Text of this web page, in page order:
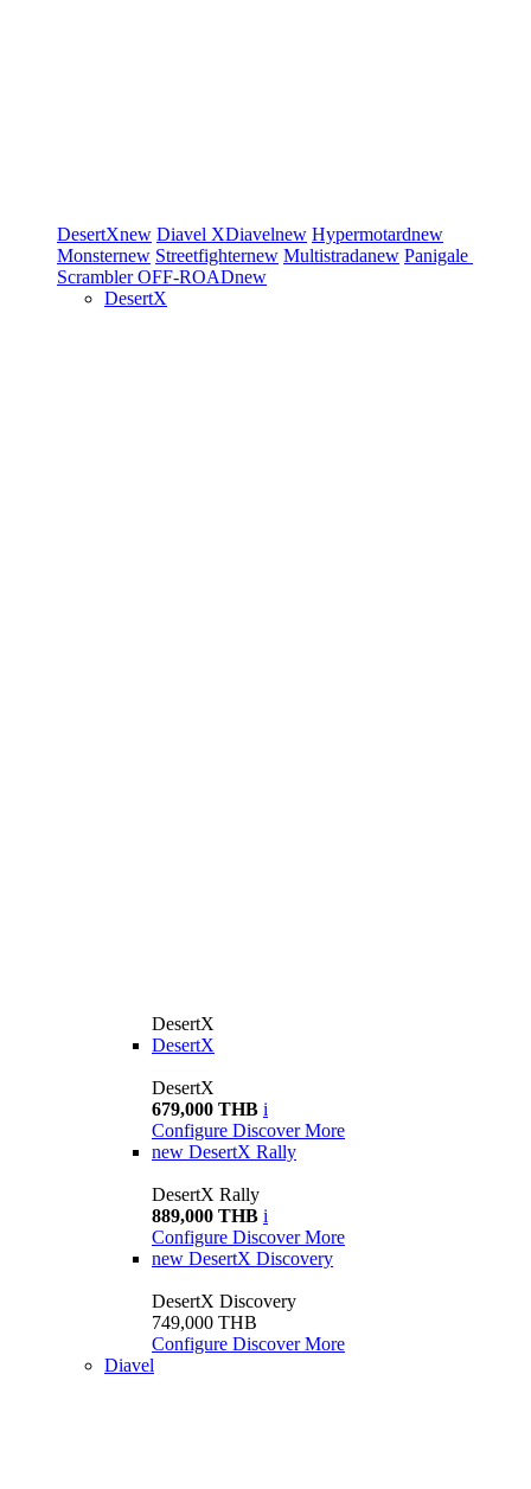
DesertXnew Diavel XDiavelnew Hypermotardnew
Monsternew Streetfighternew Multistradanew Panigale
ScramblerOFF-ROADnew
DesertX
DesertX
DesertX
DesertX
679,000 THB i
Configure Discover More
new DesertX Rally
DesertX Rally
889,000 THB i
Configure Discover More
new DesertX Discovery
DesertX Discovery
749,000 THB
Configure Discover More
Diavel